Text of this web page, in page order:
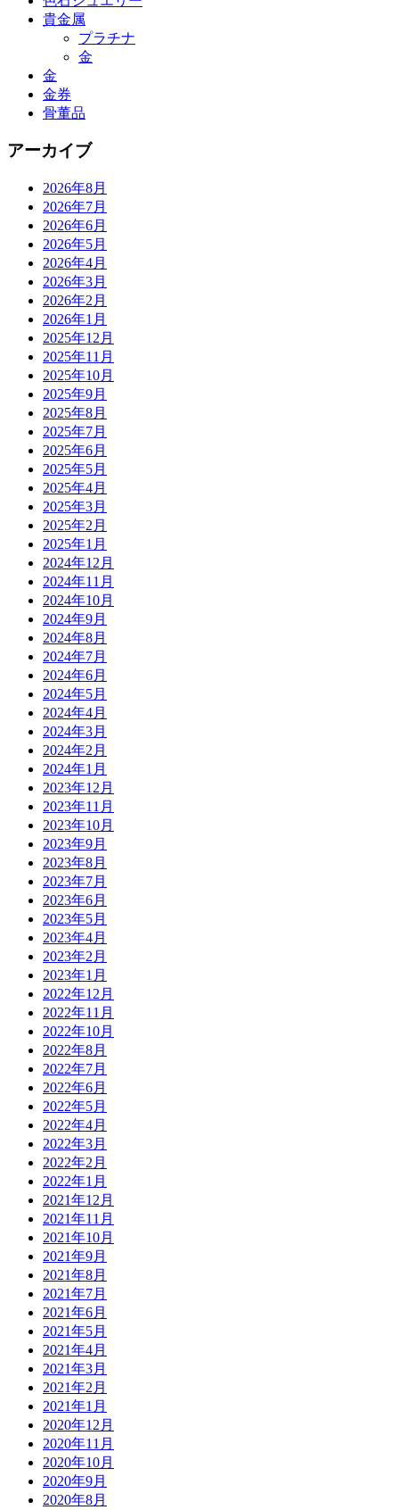
貴金属
プラチナ
金
金
金券
骨董品
アーカイブ
2026年8月
2026年7月
2026年6月
2026年5月
2026年4月
2026年3月
2026年2月
2026年1月
2025年12月
2025年11月
2025年10月
2025年9月
2025年8月
2025年7月
2025年6月
2025年5月
2025年4月
2025年3月
2025年2月
2025年1月
2024年12月
2024年11月
2024年10月
2024年9月
2024年8月
2024年7月
2024年6月
2024年5月
2024年4月
2024年3月
2024年2月
2024年1月
2023年12月
2023年11月
2023年10月
2023年9月
2023年8月
2023年7月
2023年6月
2023年5月
2023年4月
2023年2月
2023年1月
2022年12月
2022年11月
2022年10月
2022年8月
2022年7月
2022年6月
2022年5月
2022年4月
2022年3月
2022年2月
2022年1月
2021年12月
2021年11月
2021年10月
2021年9月
2021年8月
2021年7月
2021年6月
2021年5月
2021年4月
2021年3月
2021年2月
2021年1月
2020年12月
2020年11月
2020年10月
2020年9月
2020年8月